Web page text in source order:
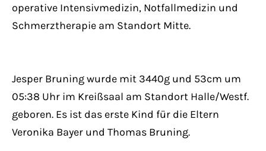
operative Intensivmedizin, Notfallmedizin und
Schmerztherapie am Standort Mitte.
Jesper Bruning wurde mit 3440g und 53cm um
05:38 Uhr im Kreißsaal am Standort Halle/Westf.
geboren. Es ist das erste Kind für die Eltern
Veronika Bayer und Thomas Bruning.